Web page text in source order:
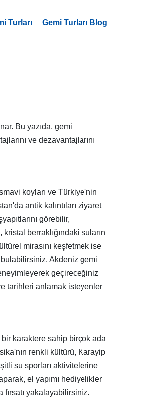
Turları Gemi Turları Blog
Bu yazıda, gemi
ve dezavantajlarını
koyları ve Türkiye'nin
antik kalıntıları ziyaret
görebilir,
berraklığındaki suların
mirasını keşfetmek ise
bulabilirsiniz. Akdeniz gemi
geçireceğiniz
tarihleri anlamak isteyenler
karaktere sahip birçok ada
renkli kültürü, Karayip
su sporları aktivitelerine
el yapımı hediyelikler
fırsatı yakalayabilirsiniz.